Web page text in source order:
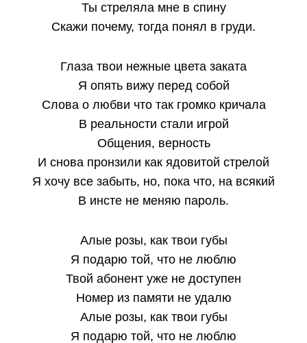
Ты стреляла мне в спину
Скажи почему, тогда понял в груди.
Глаза твои нежные цвета заката
Я опять вижу перед собой
Слова о любви что так громко кричала
В реальности стали игрой
Общения, верность
И снова пронзили как ядовитой стрелой
Я хочу все забыть, но, пока что, на всякий
В инсте не меняю пароль.
Алые розы, как твои губы
Я подарю той, что не люблю
Твой абонент уже не доступен
Номер из памяти не удалю
Алые розы, как твои губы
Я подарю той, что не люблю